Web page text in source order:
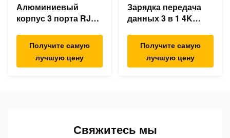
Алюминиевый
корпус 3 порта RJ45
HubПолучите самую
лучшую цену
Зарядка передача
данных 3 в 1 4K
Type C Hub
Получите самую
лучшую цену
Свяжитесь мы